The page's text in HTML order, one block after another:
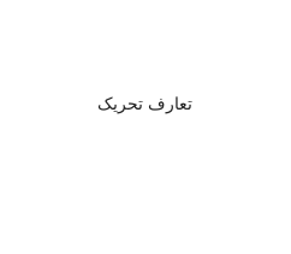
تعارف تحریک